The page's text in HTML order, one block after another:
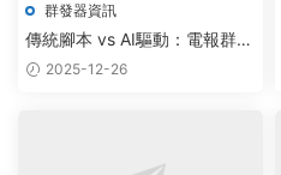
群發器資訊
傳統腳本 vs AI驅動：電報群發
器如何借大模型實現智能調度
2025-12-26